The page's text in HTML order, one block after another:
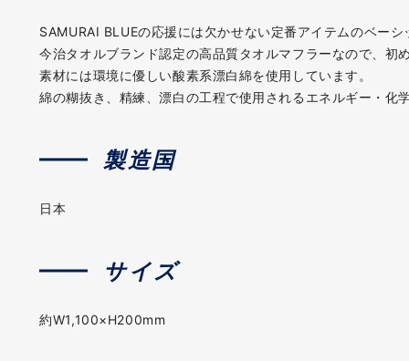
SAMURAI BLUEの応援には欠かせない定番アイテムのベー
今治タオルブランド認定の高品質タオルマフラーなので、
素材には環境に優しい酸素系漂白綿を使用しています。
綿の糊抜き、精練、漂白の工程で使用されるエネルギー・化
製造国
日本
サイズ
約W1,100×H200mm